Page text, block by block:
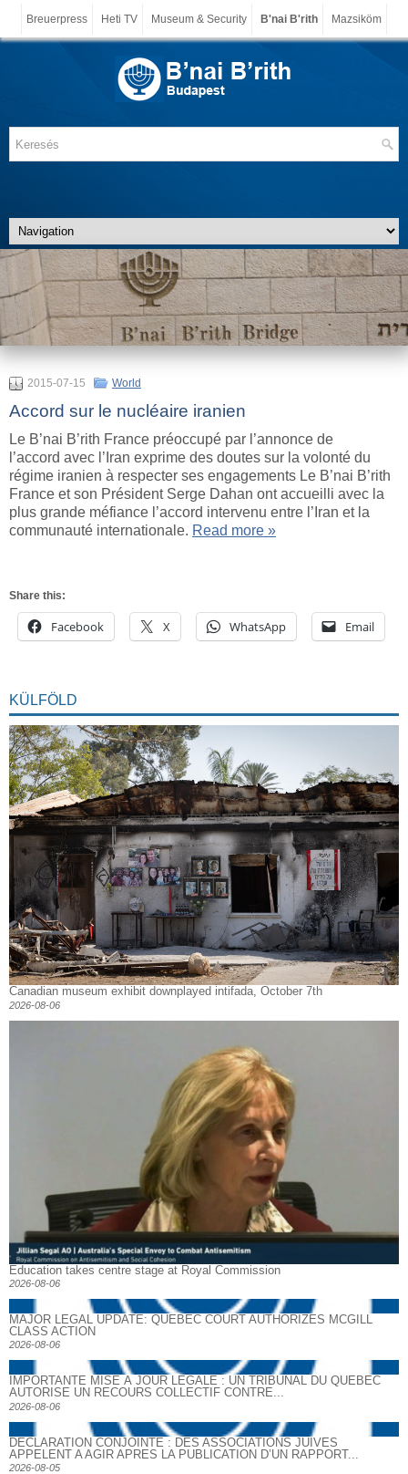
Breuerpress Heti TV Museum & Security B'nai B'rith Mazsiköm
2015-07-15 World
Accord sur le nucléaire iranien
Le B’nai B’rith France préoccupé par l’annonce de
l’accord avec l’Iran exprime des doutes sur la volonté du
régime iranien à respecter ses engagements Le B’nai B’rith
France et son Président Serge Dahan ont accueilli avec la
plus grande méfiance l’accord intervenu entre l’Iran et la
communauté internationale. Read more »
Share this:
Facebook X WhatsApp Email
KÜLFÖLD
Canadian museum exhibit downplayed intifada, October 7th
2026-08-06
Education takes centre stage at Royal Commission
2026-08-06
MAJOR LEGAL UPDATE: QUEBEC COURT AUTHORIZES MCGILL
CLASS ACTION
2026-08-06
IMPORTANTE MISE À JOUR LÉGALE : UN TRIBUNAL DU QUÉBEC
AUTORISE UN RECOURS COLLECTIF CONTRE...
2026-08-06
DECLARATION CONJOINTE : DES ASSOCIATIONS JUIVES
APPELENT A AGIR APRES LA PUBLICATION D’UN RAPPORT...
2026-08-05